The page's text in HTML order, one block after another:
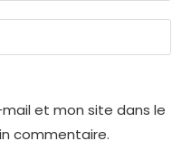
et mon site dans le
commentaire.